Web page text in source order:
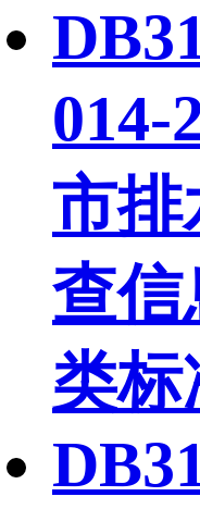
014-
市排
查信
类标